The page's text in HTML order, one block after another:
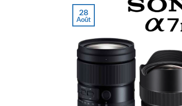
28
Août